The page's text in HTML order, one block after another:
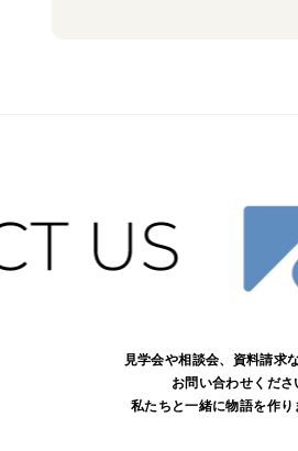
見学会や相談会、資料請求
お問い合わせくださ
私たちと一緒に物語を作り